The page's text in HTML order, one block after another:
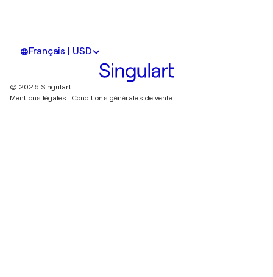
Français | USD
© 2026 Singulart
Mentions légales. Conditions générales de vente